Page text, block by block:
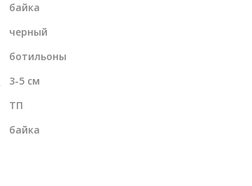
байка
черный
ботильоны
3-5 см
ТП
байка